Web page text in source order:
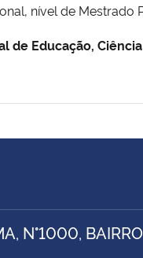
nível de Mestrado
de Educação,
N°1000,